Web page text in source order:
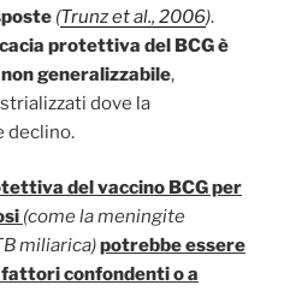
(Trunz et al., 2006).
protettiva del BCG è
generalizzabile,
dove la
declino.
del vaccino BCG per
(come la meningite
miliarica)potrebbe essere
confondenti o a